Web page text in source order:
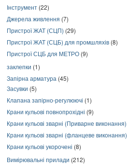
Інструмент (22)
Джерела живлення (7)
Пристрої ЖАТ (СЦП) (29)
Пристрої ЖАТ (СЦБ) для промшляхів (8)
Пристрої СЦБ для МЕТРО (9)
заклепки (1)
Запірна арматура (45)
Засувки (5)
Клапана запірно-регулюючі (1)
Крани кульові повнопрохідні (9)
Крани кульові зварні (Приварне виконання)
Крани кульові зварні (фланцеве виконання)
Крани кульові укорочені (8)
Вимірювальні прилади (212)